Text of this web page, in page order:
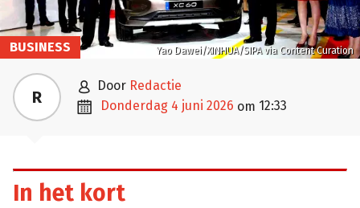
Yao Dawei/XINHUA/SIPA via Content Curation
BUSINESS
R  door Redactie
 donderdag 4 juni 2026 om 12:33
In het kort